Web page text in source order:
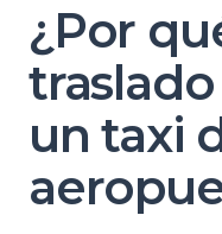
¿Por
un taxi